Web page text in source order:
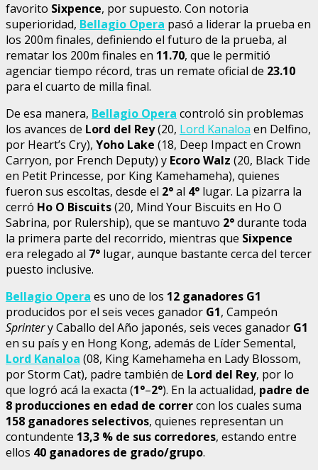
favorito Sixpence, por supuesto. Con notoria
superioridad, Bellagio Opera pasó a liderar la prueba en
los 200m finales, definiendo el futuro de la prueba, al
rematar los 200m finales en 11.70, que le permitió
agenciar tiempo récord, tras un remate oficial de 23.10
para el cuarto de milla final.
De esa manera, Bellagio Opera controló sin problemas
los avances de Lord del Rey(20, Lord Kanaloa en Delfino,
por Heart’s Cry), Yoho Lake (18, Deep Impact en Crown
Carryon, por French Deputy) y Ecoro Walz (20, Black Tide
en Petit Princesse, por King Kamehameha), quienes
fueron sus escoltas, desde el 2°al 4° lugar. La pizarra la
cerró Ho O Biscuits(20, Mind Your Biscuits en Ho O
Sabrina, por Rulership), que se mantuvo 2°durante toda
la primera parte del recorrido, mientras que Sixpence
era relegado al 7° lugar, aunque bastante cerca del tercer
puesto inclusive.
Bellagio Opera es uno de los 12 ganadores G1
producidos por el seis veces ganador G1, Campeón
Sprintery Caballo del Año japonés, seis veces ganador G1
en su país y en Hong Kong, además de Líder Semental,
Lord Kanaloa (08, King Kamehameha en Lady Blossom,
por Storm Cat), padre también de Lord del Rey, por lo
que logró acá la exacta (1°–2°). En la actualidad, padre de
8 producciones en edad de corrercon los cuales suma
158 ganadores selectivos, quienes representan un
contundente 13,3 % de sus corredores, estando entre
ellos 40 ganadores de grado/grupo.